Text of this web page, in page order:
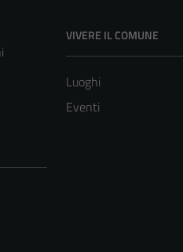
VIVERE IL COMUNE
Luoghi
Eventi